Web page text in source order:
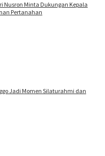
Nusron Minta Dukungan Kepala
Pertanahan
Jadi Momen Silaturahmi dan